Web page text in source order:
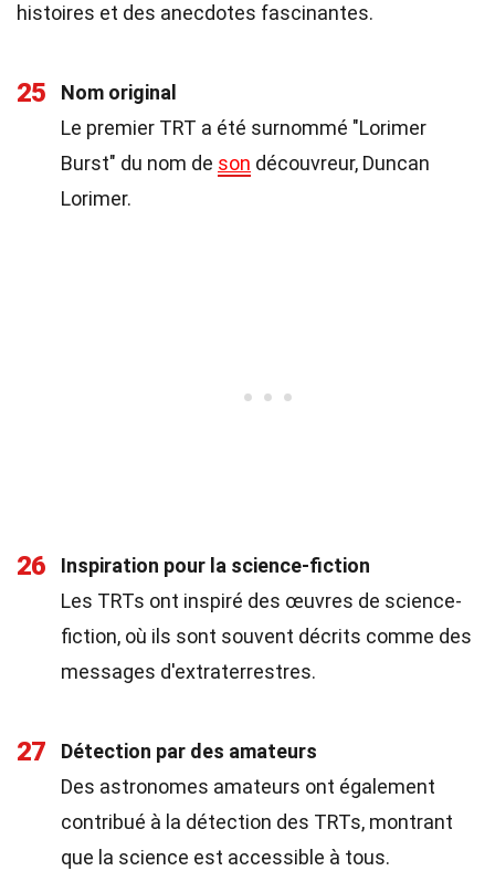
histoires et des anecdotes fascinantes.
25
Nom original
Le premier TRT a été surnommé "Lorimer
Burst" du nom de son découvreur, Duncan
Lorimer.
26
Inspiration pour la science-fiction
Les TRTs ont inspiré des œuvres de science-
fiction, où ils sont souvent décrits comme des
messages d'extraterrestres.
27
Détection par des amateurs
Des astronomes amateurs ont également
contribué à la détection des TRTs, montrant
que la science est accessible à tous.